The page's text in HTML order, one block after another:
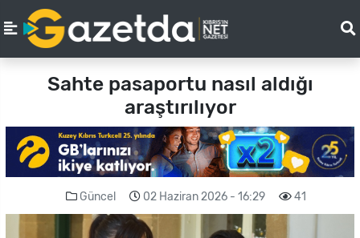
Sahte pasaportu nasıl aldığı
araştırılıyor
Güncel 02 Haziran 2026 - 16:29 41